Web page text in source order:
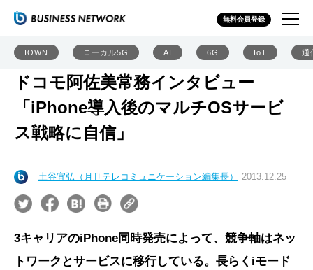
無料会員登録
IOWN ローカル5G AI 6G IoT 通
ドコモ阿佐美常務インタビュー
「iPhone導入後のマルチOSサービ
ス戦略に自信」
土谷宜弘（月刊テレコミュニケーション編集長） 2013.12.25
3キャリアのiPhone同時発売によって、競争軸はネッ
トワークとサービスに移行している。長らくiモード